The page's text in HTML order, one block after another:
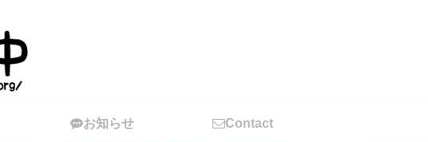
お知らせ Contact